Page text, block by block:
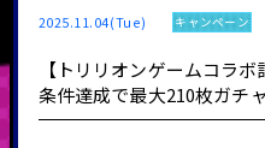
2025.11.04(Tue) キャンペーン
【トリリオンゲームコラ
条件達成で最大210枚ガチ